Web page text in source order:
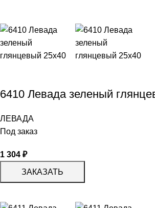
6410 Левада зеленый
ЛЕВАДА
Под заказ
1 304 ₽
ЗАКАЗАТЬ